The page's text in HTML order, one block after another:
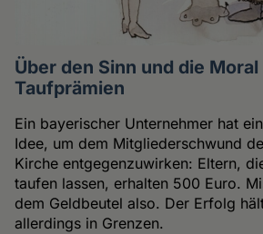
Über den Sinn und die
Taufprämien
Ein bayerischer Unternehmer hat
Idee, um dem Mitgliederschwund
Kirche entgegenzuwirken: Eltern,
taufen lassen, erhalten 500 Euro.
dem Geldbeutel also. Der Erfolg
allerdings in Grenzen.